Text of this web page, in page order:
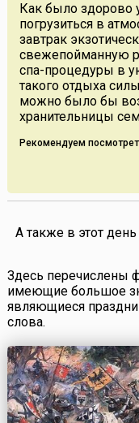
Как было здорово
погрузиться в
завтрак
свежепойманную
спа-процедуры в
такого отдыха
можно было бы
хранительницы
Рекомендуем
А также в этот день
Здесь перечислены
имеющие большое
являющиеся
слова.